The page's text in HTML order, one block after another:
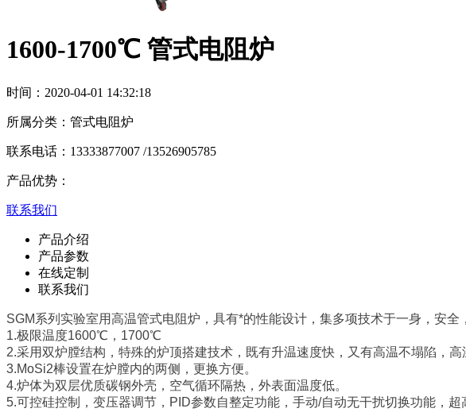
1600-1700℃ 管式电阻炉
时间： 2020-04-01 14:32:18
所属分类： 管式电阻炉
联系电话： 13333877007 /13526905785
产品优势：
联系我们
产品介绍
产品参数
在线定制
联系我们
SGM系列实验室用高温管式电阻炉，具有*的性能设计，集多项技术于一身，安全
1.极限温度1600℃，1700℃
2.采用双炉膛结构，特殊的炉顶搭建技术，既有升温速度快，又有高温不塌陷，
3.MoSi2棒设置在炉膛内的两侧，更换方便。
4.炉体为双层优质碳钢外壳，空气循环隔热，外表面温度低。
5.可控硅控制，变压器调节，PID参数自整定功能，手动/自动无干扰切换功能，